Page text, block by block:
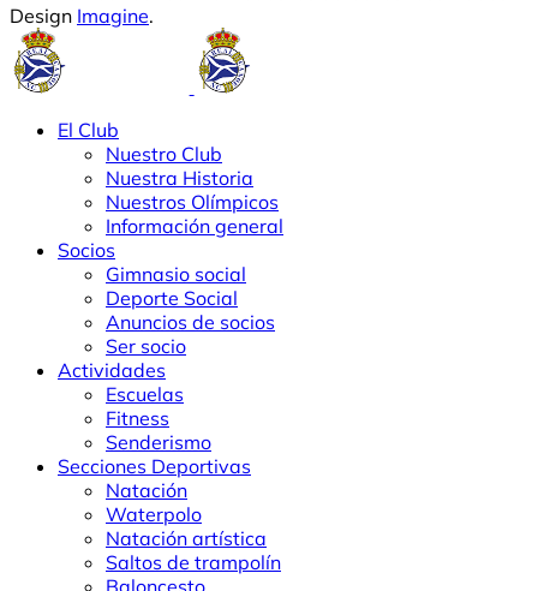
Design Imagine.
El Club
Nuestro Club
Nuestra Historia
Nuestros Olímpicos
Información general
Socios
Gimnasio social
Deporte Social
Anuncios de socios
Ser socio
Actividades
Escuelas
Fitness
Senderismo
Secciones Deportivas
Natación
Waterpolo
Natación artística
Saltos de trampolín